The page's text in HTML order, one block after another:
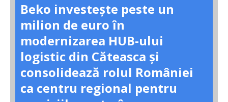
Beko investește peste un
milion de euro în
modernizarea HUB-ului
logistic din Căteasca și
consolidează rolul României
ca centru regional pentru